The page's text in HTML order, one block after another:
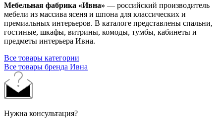
Мебельная фабрика «Ивна» — российский производитель
мебели из массива ясеня и шпона для классических и
премиальных интерьеров. В каталоге представлены спальни,
гостиные, шкафы, витрины, комоды, тумбы, кабинеты и
предметы интерьера Ивна.
Все товары категории
Все товары бренда Ивна
Нужна консультация?